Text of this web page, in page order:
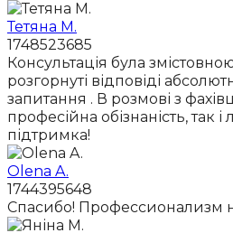
Тетяна М.
1748523685
Консультація була
розгорнуті відповіді
запитання . В розмові з
професійна обізнаність, так
підтримка!
Olena A.
1744395648
Спасибо! Профессионализм